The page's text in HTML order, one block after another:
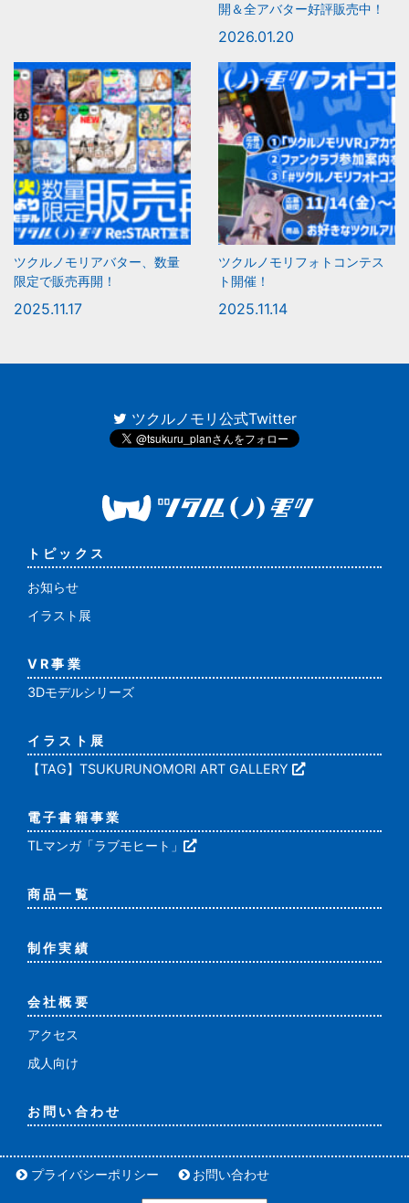
開＆全アバター好評販売中！
2026.01.20
ツクルノモリアバター、数量
限定で販売再開！
2025.11.17
ツクルノモリフォトコンテス
ト開催！
2025.11.14
トピックス
お知らせ
イラスト展
VR事業
3Dモデルシリーズ
イラスト展
【TAG】TSUKURUNOMORI ART GALLERY
電子書籍事業
TLマンガ「ラブモヒート」
商品一覧
制作実績
会社概要
アクセス
成人向け
お問い合わせ
ツクルノモリ公式Twitter
プライバシーポリシー お問い合わせ